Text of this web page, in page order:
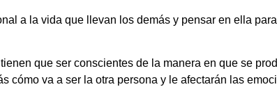
a la vida que llevan los demás y pensar en ella
que ser conscientes de la manera en que se
cómo va a ser la otra persona y le afectarán las